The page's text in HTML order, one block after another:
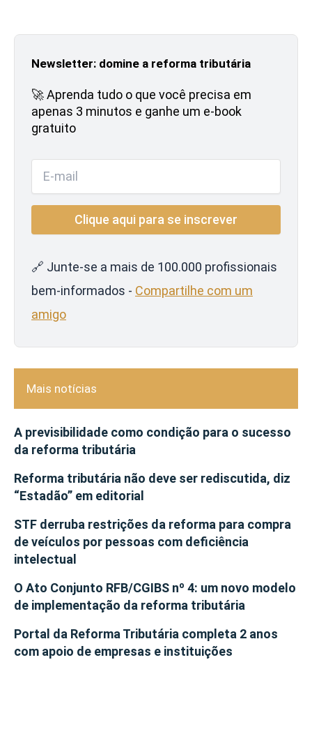
Newsletter: domine a reforma tributária
🚀 Aprenda tudo o que você precisa em
apenas 3 minutos e ganhe um e-book
gratuito
🔗 Junte-se a mais de 100.000 profissionais
bem-informados - Compartilhe com um
amigo
Mais notícias
A previsibilidade como condição para o sucesso
da reforma tributária
Reforma tributária não deve ser rediscutida, diz
“Estadão” em editorial
STF derruba restrições da reforma para compra
de veículos por pessoas com deficiência
intelectual
O Ato Conjunto RFB/CGIBS nº 4: um novo modelo
de implementação da reforma tributária
Portal da Reforma Tributária completa 2 anos
com apoio de empresas e instituições